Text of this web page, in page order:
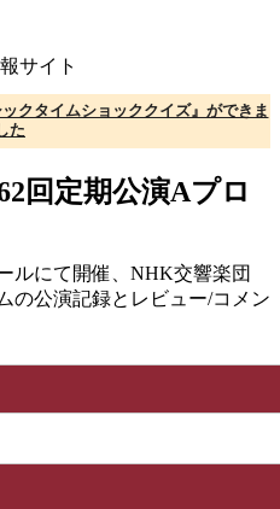
サイト
クタイムショッククイズ』ができま
た
回定期公演Aプロ
ルにて開催、NHK交響楽団
の公演記録とレビュー/コメン